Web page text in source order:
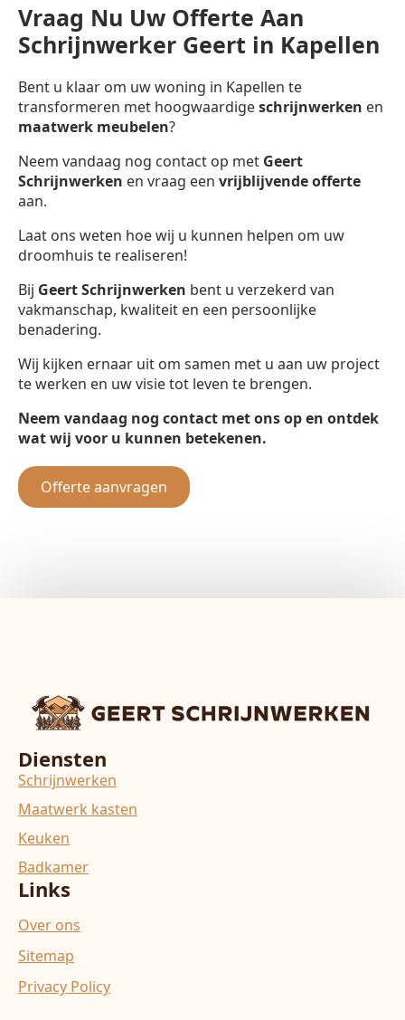
Vraag Nu Uw Offerte Aan
Schrijnwerker Geert in Kapellen
Bent u klaar om uw woning in Kapellen te
transformeren met hoogwaardigeschrijnwerken en
maatwerk meubelen?
Neem vandaag nog contact op met Geert
Schrijnwerken en vraag een vrijblijvende offerte
aan.
Laat ons weten hoe wij u kunnen helpen om uw
droomhuis te realiseren!
Bij Geert Schrijnwerken bent u verzekerd van
vakmanschap, kwaliteit en een persoonlijke
benadering.
Wij kijken ernaar uit om samen met u aan uw project
te werken en uw visie tot leven te brengen.
Neem vandaag nog contact met ons op en ontdek
wat wij voor u kunnen betekenen.
Offerte aanvragen
Diensten
Schrijnwerken
Maatwerk kasten
Keuken
Badkamer
Links
Over ons
Sitemap
Privacy Policy